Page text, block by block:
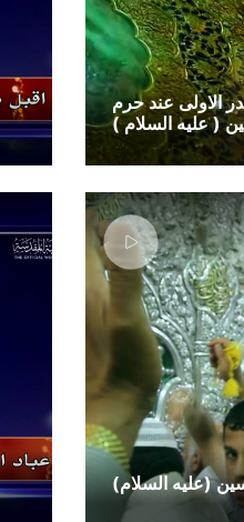
الاولى عند حرم
( عليه السلام )
(عليه السلام)